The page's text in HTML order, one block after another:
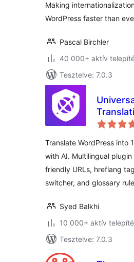
Making
WordPress faster than
Pascal Birchler
40 000+ aktív
Tesztelve: 7.0.3
into
Translate WordPress into
with AI. Multilingual plugin
friendly URLs, hreflang
switcher, and glossary
Syed Balkhi
10 000+ aktív
Tesztelve: 7.0.3